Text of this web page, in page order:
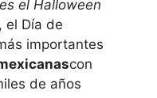
el Halloween
el Día de
importantes
con
de años